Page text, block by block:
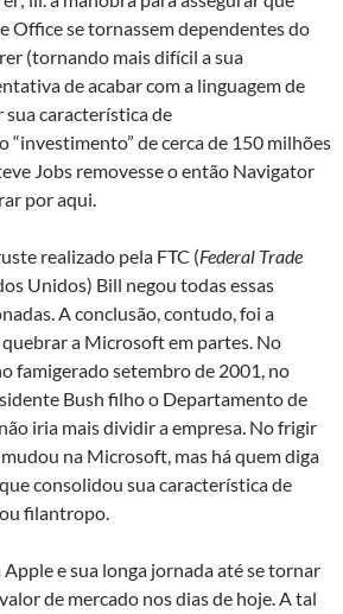
Office se tornassem dependentes do
(tornando mais difícil a sua
de acabar com a linguagem de
sua característica de
“investimento” de cerca de 150 milhões
Jobs removesse o então Navigator
por aqui.
realizado pela FTC (Federal Trade
Unidos) Bill negou todas essas
A conclusão, contudo, foi a
quebrar a Microsoft em partes. No
famigerado setembro de 2001, no
Bush filho o Departamento de
iria mais dividir a empresa. No frigir
na Microsoft, mas há quem diga
consolidou sua característica de
filantropo.
e sua longa jornada até se tornar
de mercado nos dias de hoje. A tal